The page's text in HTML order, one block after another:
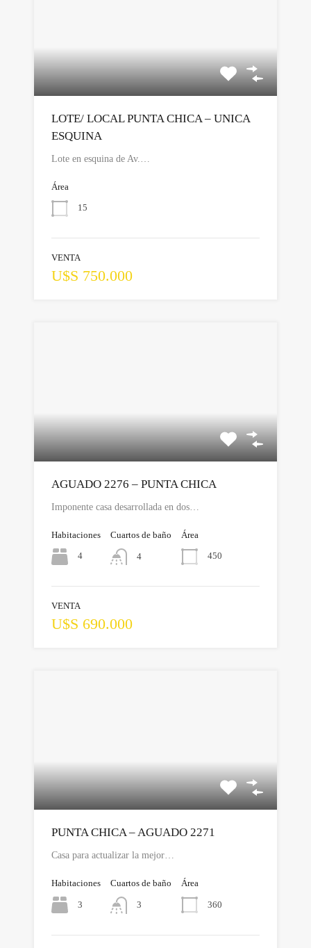
LOTE/ LOCAL PUNTA CHICA – UNICA
ESQUINA
Lote en esquina de Av.…
Área
15
VENTA
U$S 750.000
AGUADO 2276 – PUNTA CHICA
Imponente casa desarrollada en dos…
Habitaciones
4
Cuartos de baño
4
Área
450
VENTA
U$S 690.000
PUNTA CHICA – AGUADO 2271
Casa para actualizar la mejor…
Habitaciones
3
Cuartos de baño
3
Área
360